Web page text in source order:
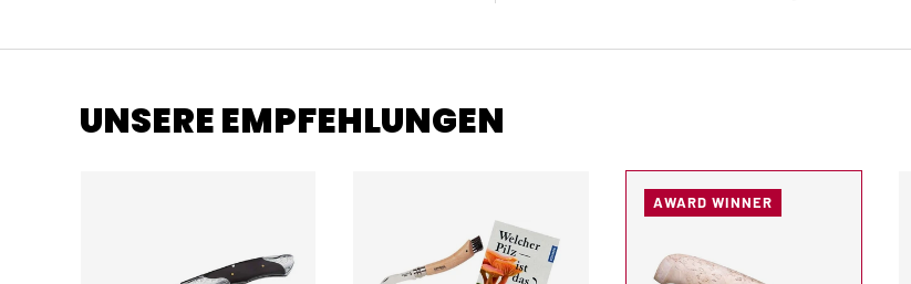
UNSERE EMPFEHLUNGEN
AWARD WINNER